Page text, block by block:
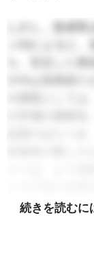
しかし、急成
ンIQによると
ち、安定した
チェーン
続きを読むに